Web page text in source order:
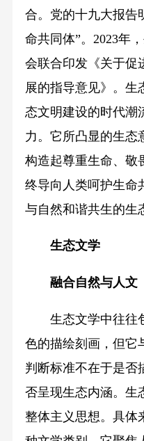
合。党的十九大报告
命共同体”。2023年
会联合印发《关于促
展的指导意见》。生
态文明建设的时代潮
力。它所凸显的生态
构造起尊重生命、敬
终导向人类呵护生命
与自然和谐共生的生
生态文学
融合自然与人文
生态文学中往往
色的描绘刻画，但它
判断标准不在于是否
否呈现生态内涵。生
整体主义思想。具体